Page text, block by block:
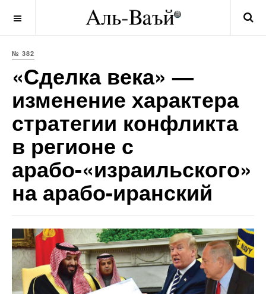
№ 382
«Сделка века» —
изменение характера
стратегии конфликта
в регионе с
арабо-«израильского»
на арабо-иранский